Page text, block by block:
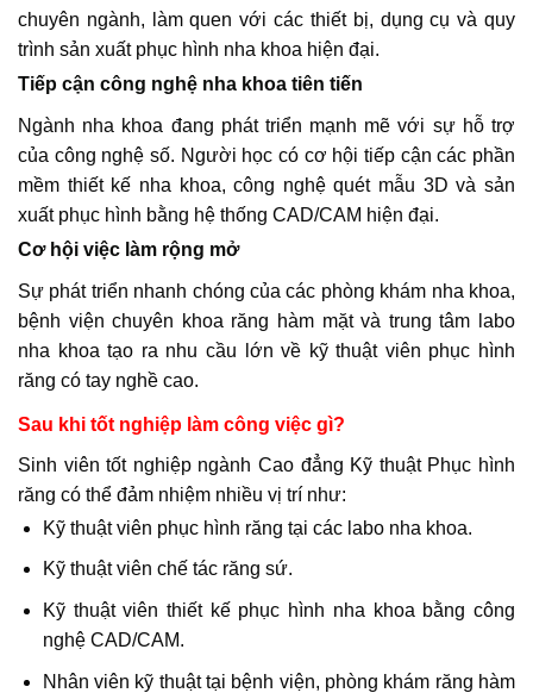
chuyên ngành, làm quen với các thiết bị, dụng cụ và quy
trình sản xuất phục hình nha khoa hiện đại.
Tiếp cận công nghệ nha khoa tiên tiến
Ngành nha khoa đang phát triển mạnh mẽ với sự hỗ trợ
của công nghệ số. Người học có cơ hội tiếp cận các phần
mềm thiết kế nha khoa, công nghệ quét mẫu 3D và sản
xuất phục hình bằng hệ thống CAD/CAM hiện đại.
Cơ hội việc làm rộng mở
Sự phát triển nhanh chóng của các phòng khám nha khoa,
bệnh viện chuyên khoa răng hàm mặt và trung tâm labo
nha khoa tạo ra nhu cầu lớn về kỹ thuật viên phục hình
răng có tay nghề cao.
Sau khi tốt nghiệp làm công việc gì?
Sinh viên tốt nghiệp ngành Cao đẳng Kỹ thuật Phục hình
răng có thể đảm nhiệm nhiều vị trí như:
Kỹ thuật viên phục hình răng tại các labo nha khoa.
Kỹ thuật viên chế tác răng sứ.
Kỹ thuật viên thiết kế phục hình nha khoa bằng công
nghệ CAD/CAM.
Nhân viên kỹ thuật tại bệnh viện, phòng khám răng hàm